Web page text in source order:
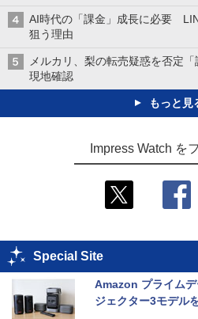
AI時代の「課金」成長に必要
狙う理由
メルカリ、梨の転売疑惑を否定
現地確認
もっと見
Impress Watch を
Special Site
Amazon プライム
ジェクター3モデル